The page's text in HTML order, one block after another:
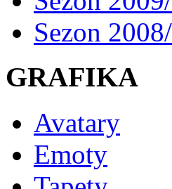
Sezon
GRAFIKA
Avatary
Emoty